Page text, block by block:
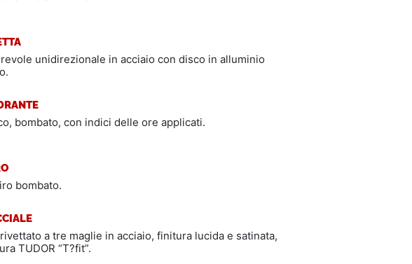
unidirezionale in acciaio con disco in alluminio
bombato, con indici delle ore applicati.
bombato.
a tre maglie in acciaio, finitura lucida e satinata,
TUDOR “T?fit”.